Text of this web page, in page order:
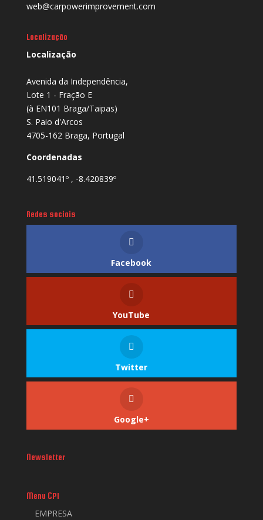
web@carpowerimprovement.com
Localização
Localização
Avenida da Independência,
Lote 1 - Fração E
(à EN101 Braga/Taipas)
S. Paio d'Arcos
4705-162 Braga, Portugal
Coordenadas
41.519041º , -8.420839º
Redes sociais
Facebook
YouTube
Twitter
Google+
Newsletter
Menu CPI
EMPRESA